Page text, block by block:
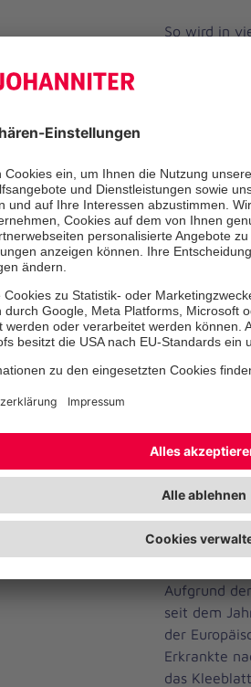
So wird in
Ukraine
angeboten
Sumy über
um die
Daneben
Jahr
der Ukraine
Menschen
evakuiert
Menschen
Johanniter
ihrer
ihren
Aufgrund
seit dem
der
Erkrankte
das